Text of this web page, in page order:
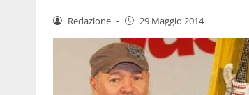
Redazione - 29 Maggio 2014